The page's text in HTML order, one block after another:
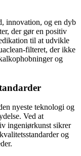
innovation, og en dyb
der gør en positiv
til at udvikle
filteret, der ikke
og
nyeste teknologi og
Ved at
ingeniørkunst sikrer
og